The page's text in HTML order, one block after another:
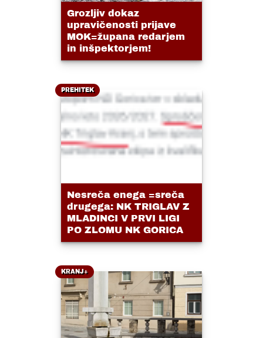
Grozljiv dokaz
upravičenosti prijave
MOK=župana redarjem
in inšpektorjem!
PREHITEK
Nesreča enega =sreča
drugega: NK TRIGLAV Z
MLADINCI V PRVI LIGI
PO ZLOMU NK GORICA
KRANJ+